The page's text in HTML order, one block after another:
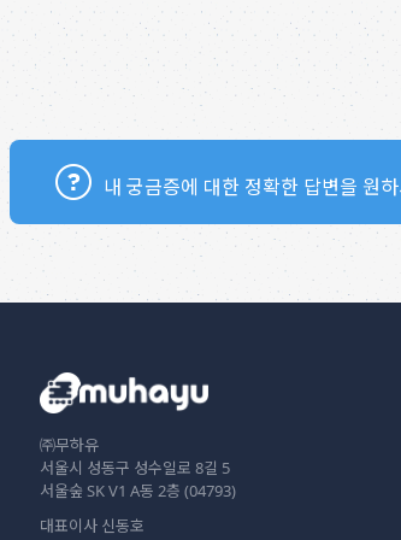
내 궁금증에 대한 정확한 답변을 원
㈜무하유
서울시 성동구 성수일로 8길 5
서울숲 SK V1 A동 2층 (04793)
대표이사 신동호